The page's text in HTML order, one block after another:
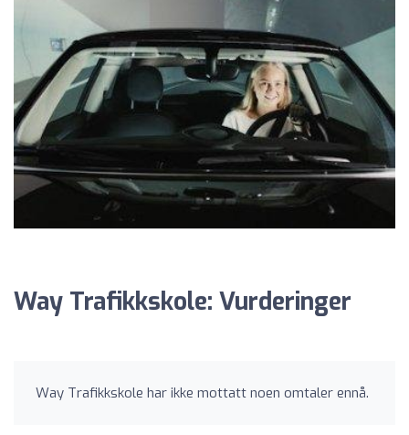
Way Trafikkskole: Vurderinger
Way Trafikkskole har ikke mottatt noen omtaler ennå.